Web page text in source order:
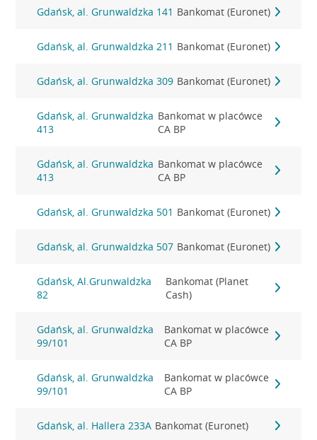
Gdańsk, al. Grunwaldzka 141 Bankomat (Euronet)
Gdańsk, al. Grunwaldzka 211 Bankomat (Euronet)
Gdańsk, al. Grunwaldzka 309 Bankomat (Euronet)
Gdańsk, al. Grunwaldzka
413
Bankomat w placówce
CA BP
Gdańsk, al. Grunwaldzka
413
Bankomat w placówce
CA BP
Gdańsk, al. Grunwaldzka 501 Bankomat (Euronet)
Gdańsk, al. Grunwaldzka 507 Bankomat (Euronet)
Gdańsk, Al.Grunwaldzka
82
Bankomat (Planet
Cash)
Gdańsk, al. Grunwaldzka
99/101
Bankomat w placówce
CA BP
Gdańsk, al. Grunwaldzka
99/101
Bankomat w placówce
CA BP
Gdańsk, al. Hallera 233A Bankomat (Euronet)